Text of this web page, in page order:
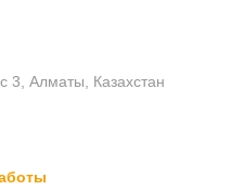
3, Алматы, Казахстан